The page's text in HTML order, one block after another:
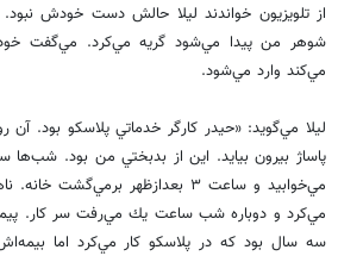
از تلويزيون خواندند ليلا حالش دست خودش
شوهر من پيدا مي‌شود گريه مي‌كرد. مي‌گفت
مي‌كند وارد مي‌شود.
ليلا مي‌گويد: «حيدر كارگر خدماتي پلاسكو بود. آن
مي‌خوابيد و ساعت ٣ بعدازظهر
مي‌كرد و دوباره شب ساعت يك مي‌رفت سر كار.
سه سال بود كه در پلاسكو كار مي‌كرد اما